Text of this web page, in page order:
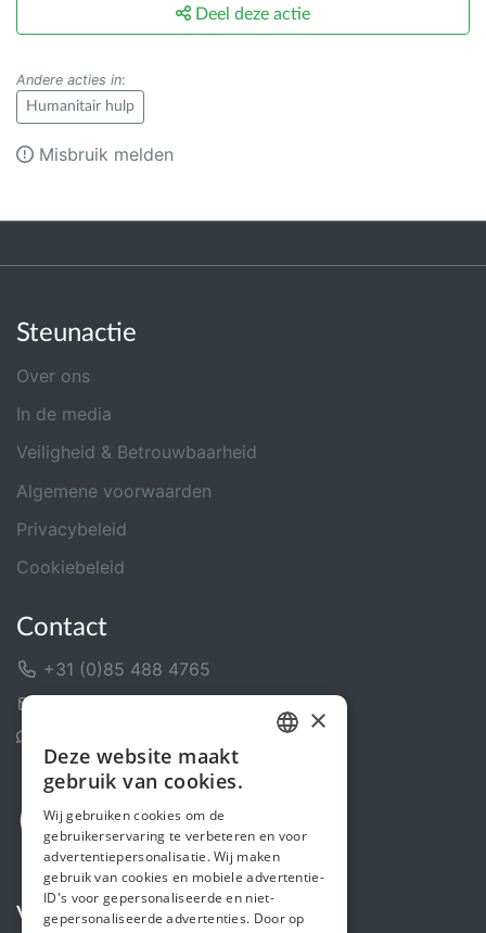
Deel deze actie
Andere acties in:
Humanitair hulp
Misbruik melden
Steunactie
Over ons
In de media
Veiligheid & Betrouwbaarheid
Algemene voorwaarden
Privacybeleid
Cookiebeleid
Contact
+31 (0)85 488 4765
Volg ons
ENGLISH
×
Deze website maakt
gebruik van cookies.
Wij gebruiken cookies om de
gebruikerservaring te verbeteren en voor
advertentiepersonalisatie. Wij maken
gebruik van cookies en mobiele advertentie-
ID's voor gepersonaliseerde en niet-
gepersonaliseerde advertenties. Door op